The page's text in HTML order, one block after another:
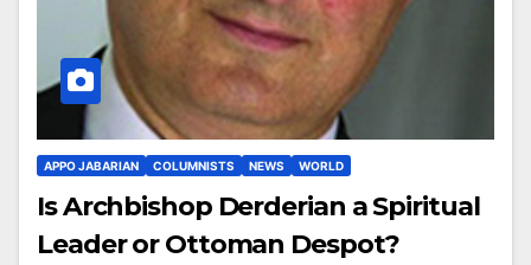
APPO JABARIAN COLUMNISTS NEWS WORLD
Is Archbishop Derderian a Spiritual
Leader or Ottoman Despot?